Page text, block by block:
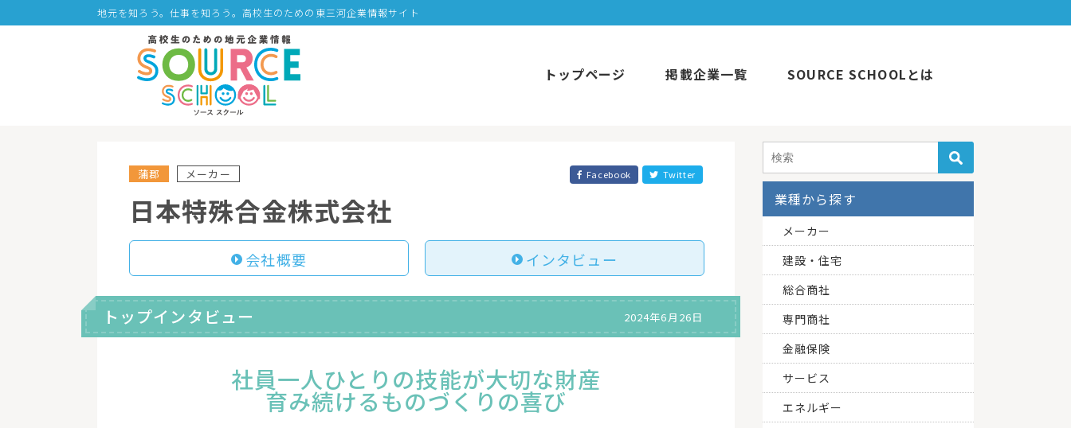
地元を知ろう。仕事を知ろう。高校生のための東三河企業情報サイト
トップページ 掲載企業一覧 SOURCE SCHOOLとは
蒲郡 メーカー Facebook Twitter
日本特殊合金株式会社
会社概要 インタビュー
トップインタビュー 2024年6月26日
社員一人ひとりの技能が大切な財産
育み続けるものづくりの喜び
業種から探す
メーカー
建設・住宅
総合商社
専門商社
金融保険
サービス
エネルギー